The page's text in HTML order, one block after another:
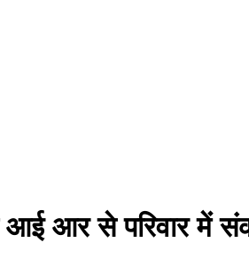
आई आर से परिवार में